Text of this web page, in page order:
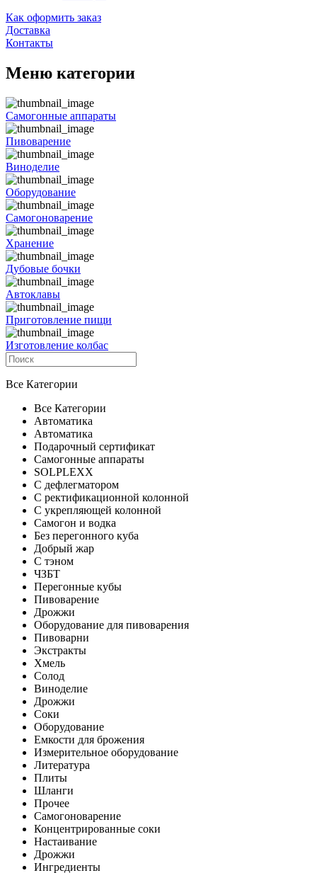
Как оформить заказ
Доставка
Контакты
Меню категории
Самогонные аппараты
Пивоварение
Виноделие
Оборудование
Самогоноварение
Хранение
Дубовые бочки
Автоклавы
Приготовление пищи
Изготовление колбас
Все Категории
Все Категории
Автоматика
Автоматика
Подарочный сертификат
Самогонные аппараты
SOLPLEXX
С дефлегматором
С ректификационной колонной
С укрепляющей колонной
Самогон и водка
Без перегонного куба
Добрый жар
С тэном
ЧЗБТ
Перегонные кубы
Пивоварение
Дрожжи
Оборудование для пивоварения
Пивоварни
Экстракты
Хмель
Солод
Виноделие
Дрожжи
Соки
Оборудование
Емкости для брожения
Измерительное оборудование
Литература
Плиты
Шланги
Прочее
Самогоноварение
Концентрированные соки
Настаивание
Дрожжи
Ингредиенты